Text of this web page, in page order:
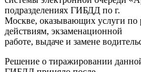
подразделениях ГИБДД по г.
Москве, оказывающих услуги по
действиям, экзаменационной
работе, выдаче и замене
Решение о тиражировании